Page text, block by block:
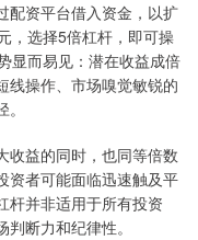
配资平台借入资金，以扩
，选择5倍杠杆，即可操
显而易见：潜在收益成倍
线操作、市场嗅觉敏锐的
收益的同时，也同等倍数
资者可能面临迅速触及平
杆并非适用于所有投资
断力和纪律性。